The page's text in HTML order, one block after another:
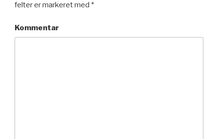
felter er markeret med *
Kommentar